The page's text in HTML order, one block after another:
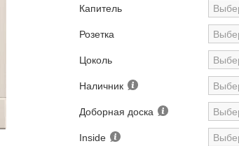
Капитель
Розетка
Цоколь
Наличник
Доборная доска
Inside